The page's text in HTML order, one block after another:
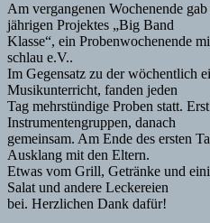
Am vergangenen Wochenende
jährigen Projektes „Big Band
Klasse“, ein Probenwochenende
schlau e.V..
Im Gegensatz zu der wöchentlich
Musikunterricht, fanden jeden
Tag mehrstündige Proben statt.
Instrumentengruppen, danach
gemeinsam. Am Ende des ersten
Ausklang mit den Eltern.
Etwas vom Grill, Getränke und
Salat und andere Leckereien
bei. Herzlichen Dank dafür!